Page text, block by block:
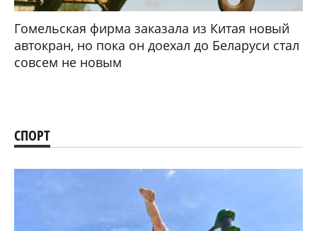
Гомельская фирма заказала из Китая новый
автокран, но пока он доехал до Беларуси стал
совсем не новым
СПОРТ